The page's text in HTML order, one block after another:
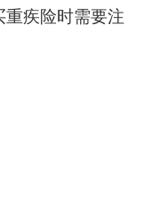
重疾险时需要注